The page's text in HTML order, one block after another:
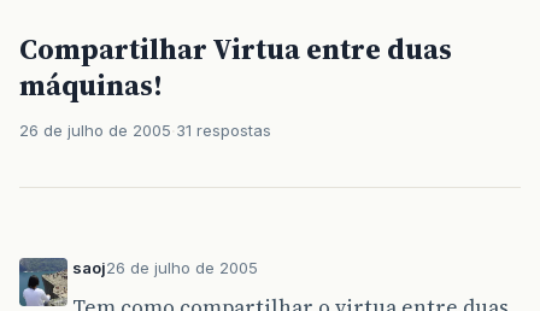
Compartilhar Virtua entre duas
máquinas!
26 de julho de 2005 31 respostas
saoj26 de julho de 2005